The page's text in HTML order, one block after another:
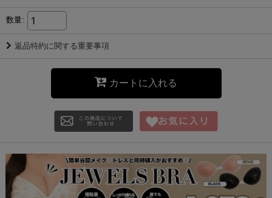
数量:
返品特約に関する重要事項
カートに入れる